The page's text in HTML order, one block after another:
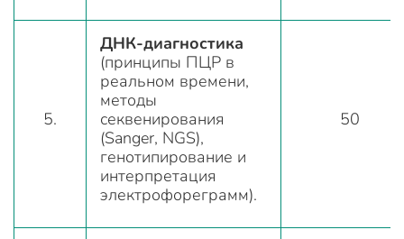
5.
ДНК-диагностика
(принципы ПЦР в
реальном времени,
методы
секвенирования
(Sanger, NGS),
генотипирование и
интерпретация
электрофореграмм).
50